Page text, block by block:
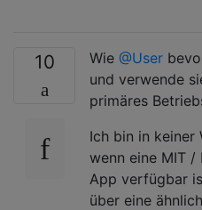
10 Wie @User
und verwende
primäres
Ich bin in keiner
wenn eine MIT /
App verfügbar
über eine